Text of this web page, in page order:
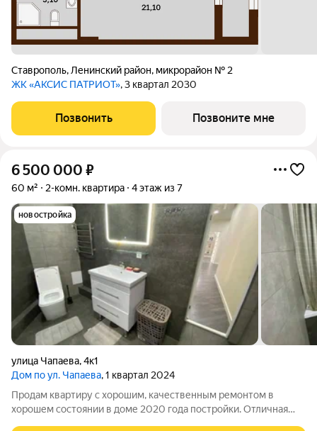
Ставрополь, Ленинский район, микрорайон № 2
ЖК «АКСИС ПАТРИОТ», 3 квартал 2030
Позвонить Позвоните мне
6 500 000 ₽
60 м² 2-комн. квартира 4 этаж из 7
новостройка
улица Чапаева,4к1
Дом по ул. Чапаева, 1 квартал 2024
Продам квартиру с хорошим, качественным ремонтом в
хорошем состоянии в доме 2020 года постройки. Отличная